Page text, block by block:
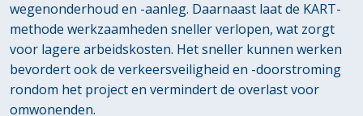
wegenonderhoud en -aanleg. Daarnaast laat de KART-
methode werkzaamheden sneller verlopen, wat zorgt
voor lagere arbeidskosten. Het sneller kunnen werken
bevordert ook de verkeersveiligheid en -doorstroming
rondom het project en vermindert de overlast voor
omwonenden.